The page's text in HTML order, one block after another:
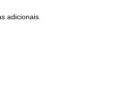
adicionais.